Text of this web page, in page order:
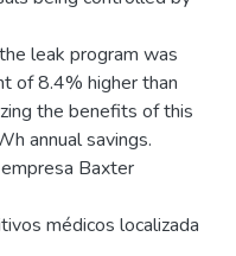
leak program was
of 8.4% higher than
the benefits of this
annual savings.
Baxter
médicos localizada